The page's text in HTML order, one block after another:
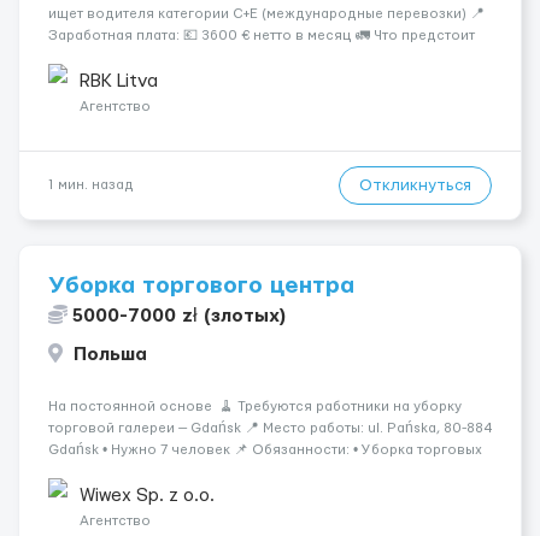
ищет водителя категории C+E (международные перевозки) 📍
Заработная плата: 💶 3600 € нетто в месяц 🚛 Что предстоит
рефрижераторах. В среднем 400–500 км в день. Погрузки и
разгрузки...
RBK Litva
Агентство
1 мин. назад Откликнуться
Уборка торгового центра
5000-7000 zł (злотых)
Польша
На постоянной основе 🧹 Требуются работники на уборку
торговой галереи — Gdańsk 📍 Место работы: ul. Pańska, 80-884
Gdańsk • Нужно 7 человек 📌 Обязанности: • Уборка торговых
полов, стекол, дверей и коридо...
Wiwex Sp. z o.o.
Агентство